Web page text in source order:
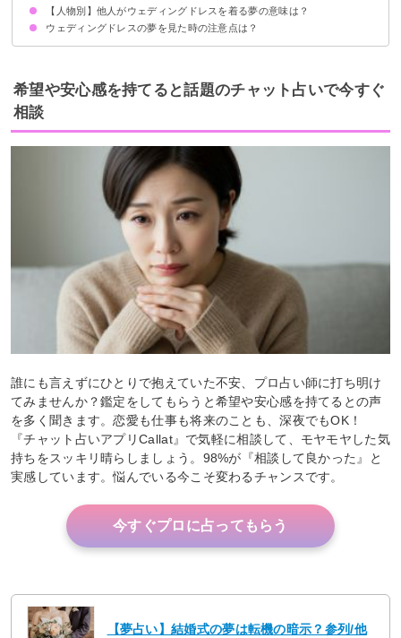
白いウェディングドレスの夢【凶夢】
ピンクのウェディングドレスの夢【警告夢】
赤いウェディングドレスの夢【吉夢】
黒いウェディングドレスの夢【警告夢】
青いウェディングドレスの夢【警告夢】
【人物別】他人がウェディングドレスを着る夢の意味は？
友達がウェディングドレスの夢【警告夢】
母親がウェディングドレスを着る夢【凶夢】
男性がウェディングドレスを着る夢【警告夢】
姉妹がウェディングドレスを着る夢【吉夢・凶夢】
知らない人がウェディングドレスを着る夢【吉夢】
ウェディングドレスの夢を見た時の注意点は？
恋愛に積極的になる
吉夢なら話さず警告夢や凶夢は人に話す
希望や安心感を持てると話題のチャット占いで今すぐ
相談
誰にも言えずにひとりで抱えていた不安、プロ占い師に打ち明け
てみませんか？鑑定をしてもらうと希望や安心感を持てるとの声
を多く聞きます。恋愛も仕事も将来のことも、深夜でもOK！
『チャット占いアプリCallat』で気軽に相談して、モヤモヤした気
持ちをスッキリ晴らしましょう。98%が『相談して良かった』と
実感しています。悩んでいる今こそ変わるチャンスです。
今すぐプロに占ってもらう
【夢占い】結婚式の夢は転機の暗示？参列/他